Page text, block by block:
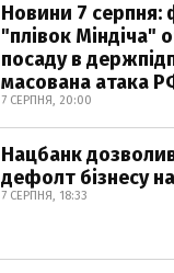
Новини 7 серпня:
"плівок Міндіча"
посаду в
масована атака
7 СЕРПНЯ, 20:00
Нацбанк
дефолт бізнесу
7 СЕРПНЯ, 18:33